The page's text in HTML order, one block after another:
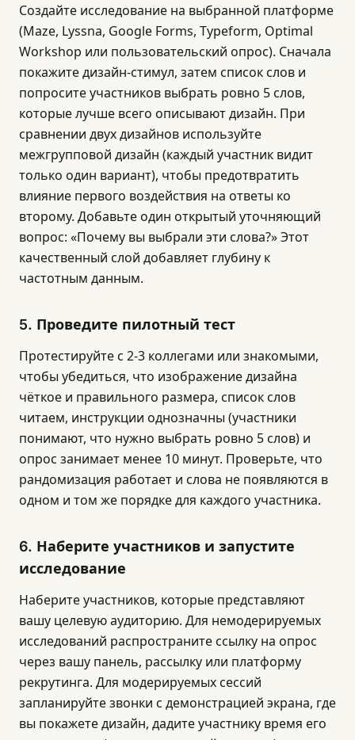
Создайте исследование на выбранной платформе
(Maze, Lyssna, Google Forms, Typeform, Optimal
Workshop или пользовательский опрос). Сначала
покажите дизайн-стимул, затем список слов и
попросите участников выбрать ровно 5 слов,
которые лучше всего описывают дизайн. При
сравнении двух дизайнов используйте
межгрупповой дизайн (каждый участник видит
только один вариант), чтобы предотвратить
влияние первого воздействия на ответы ко
второму. Добавьте один открытый уточняющий
вопрос: «Почему вы выбрали эти слова?» Этот
качественный слой добавляет глубину к
частотным данным.
5. Проведите пилотный тест
Протестируйте с 2-3 коллегами или знакомыми,
чтобы убедиться, что изображение дизайна
чёткое и правильного размера, список слов
читаем, инструкции однозначны (участники
понимают, что нужно выбрать ровно 5 слов) и
опрос занимает менее 10 минут. Проверьте, что
рандомизация работает и слова не появляются в
одном и том же порядке для каждого участника.
6. Наберите участников и запустите
исследование
Наберите участников, которые представляют
вашу целевую аудиторию. Для немодерируемых
исследований распространите ссылку на опрос
через вашу панель, рассылку или платформу
рекрутинга. Для модерируемых сессий
запланируйте звонки с демонстрацией экрана, где
вы покажете дизайн, дадите участнику время его